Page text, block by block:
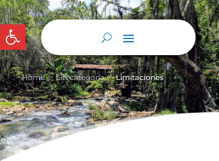
Abrir barra de herramientas
Home 9 Sin categoría 9 Limitaciones